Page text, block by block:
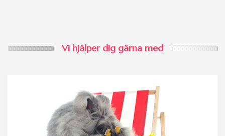
Vi hjälper dig gärna med